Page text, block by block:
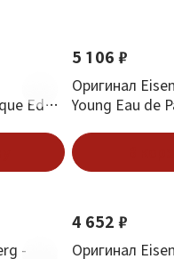
Edp
5 106 ₽
Оригинал
Young Eau de
-
4 652 ₽
Оригинал